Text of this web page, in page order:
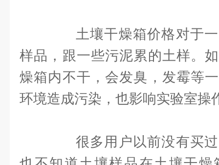
土壤干燥箱价格对于一
样品，跟一些污泥累的土样。
燥箱内不干，会发臭，发霉等
环境造成污染，也影响实验室操
很多用户以前没有买过